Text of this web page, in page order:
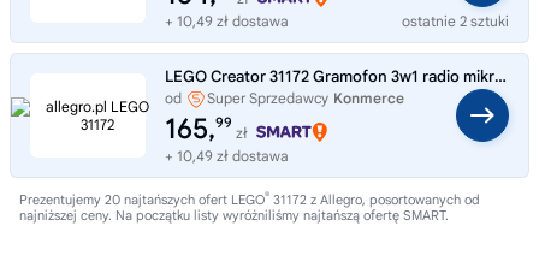
+ 10,49 zł dostawa
ostatnie 2 sztuki
LEGO Creator 31172 Gramofon 3w1 radio mikrofon zestaw
od Super Sprzedawcy Konmerce
165,99
zł
+ 10,49 zł dostawa
Prezentujemy 20 najtańszych ofert LEGO® 31172 z Allegro, posortowanych od
najniższej ceny. Na początku listy wyróżniliśmy najtańszą ofertę SMART.